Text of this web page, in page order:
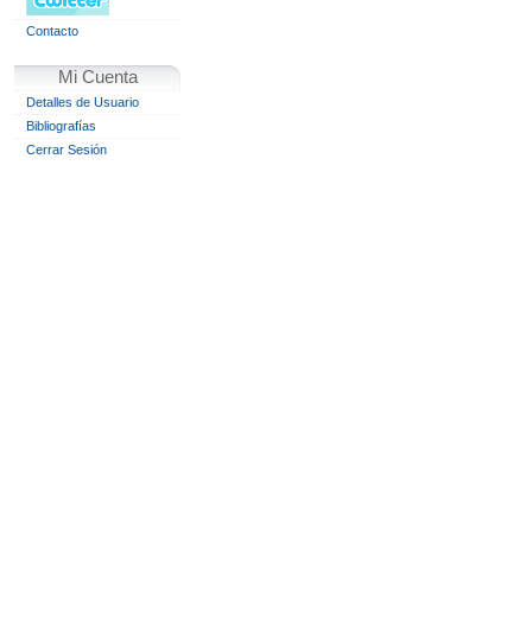
Contacto
Mi Cuenta
Detalles de Usuario
Bibliografías
Cerrar Sesión